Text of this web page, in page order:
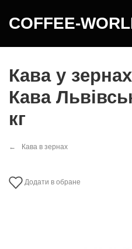
COFFEE-
Кава у
Кава
кг
Кава в зернах
Додати в обране